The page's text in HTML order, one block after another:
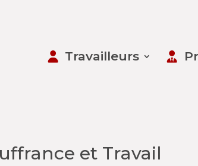
Travailleurs
et Travail